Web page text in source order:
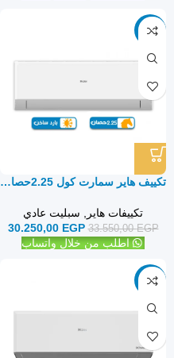
-10%
تكييف هاير سمارت كول 2.25حصان بارد ساخن – سبليت
تكييفات هاير سبليت عادي
33.550,00EGP
30.250,00 EGP
اطلب من خلال واتساب
-10%